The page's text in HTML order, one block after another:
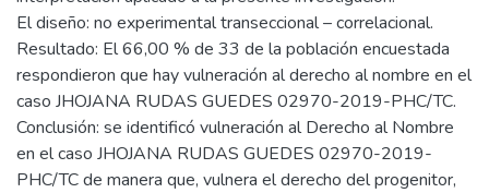
El diseño: no experimental transeccional – correlacional.
Resultado: El 66,00 % de 33 de la población encuestada
respondieron que hay vulneración al derecho al nombre en el
caso JHOJANA RUDAS GUEDES 02970-2019-PHC/TC.
Conclusión: se identificó vulneración al Derecho al Nombre
en el caso JHOJANA RUDAS GUEDES 02970-2019-
PHC/TC de manera que, vulnera el derecho del progenitor,